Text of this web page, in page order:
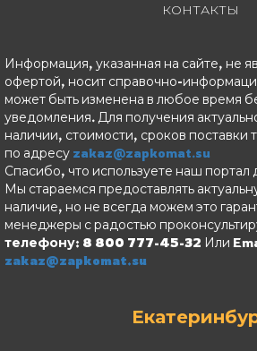
КОНТАКТЫ
Информация, указанная на сайте, не
офертой, носит справочно-
может быть изменена в любое время
уведомления. Для получения
наличии, стоимости, сроков поставки
по адресу zakaz@zapkomat.su
Спасибо, что используете наш портал
Мы стараемся предоставлять
наличие, но не всегда можем это
менеджеры с радостью
телефону: 8 800 777-45-32 Или
zakaz@zapkomat.su